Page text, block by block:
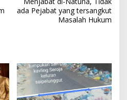
ada Pejabat yang tersangkut
Masalah Hukum